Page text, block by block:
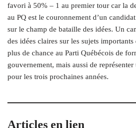
favori à 50% – 1 au premier tour car la
au PQ est le couronnement d’un
sur le champ de bataille des idées. Un
des idées claires sur les sujets
plus de chance au Parti Québécois de
gouvernement, mais aussi de
pour les trois prochaines années.
Articles en lien